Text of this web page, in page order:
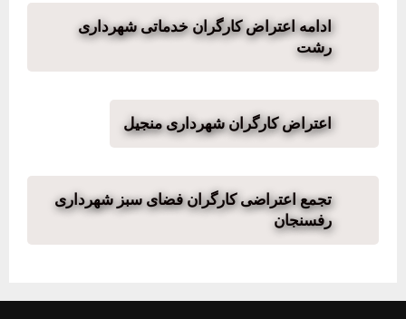
ادامه اعتراض کارگران خدماتی شهرداری
رشت
اعتراض کارگران شهرداری منجیل
تجمع اعتراضی کارگران فضای سبز شهرداری
رفسنجان